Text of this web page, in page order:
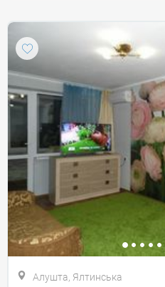
Алушта, Ялтинська